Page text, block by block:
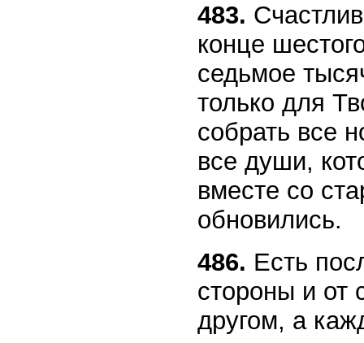
483.
конце
седьмое
только для
собрать все
все души,
вместе со
обновились.
486. Есть
стороны и от
другом, а